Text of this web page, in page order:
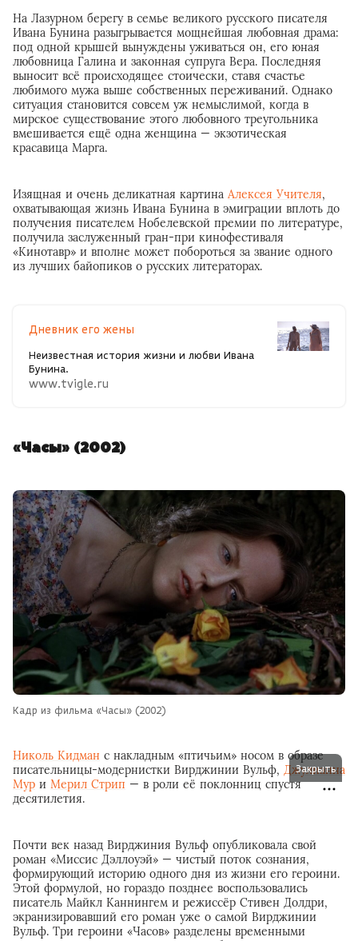
На Лазурном берегу в семье великого русского писателя
Ивана Бунина разыгрывается мощнейшая любовная драма:
под одной крышей вынуждены уживаться он, его юная
любовница Галина и законная супруга Вера. Последняя
выносит всё происходящее стоически, ставя счастье
любимого мужа выше собственных переживаний. Однако
ситуация становится совсем уж немыслимой, когда в
мирское существование этого любовного треугольника
вмешивается ещё одна женщина — экзотическая
красавица Марга.
Изящная и очень деликатная картина Алексея Учителя,
охватывающая жизнь Ивана Бунина в эмиграции вплоть до
получения писателем Нобелевской премии по литературе,
получила заслуженный гран-при кинофестиваля
«Кинотавр» и вполне может побороться за звание одного
из лучших байопиков о русских литераторах.
Дневник его жены
Неизвестная история жизни и любви Ивана
Бунина.
www.tvigle.ru
«Часы» (2002)
Кадр из фильма «Часы» (2002)
Николь Кидман с накладным «птичьим» носом в образе
писательницы-модернистки Вирджинии Вульф, Джулианна
Мур и Мерил Стрип — в роли её поклонниц спустя
десятилетия.
Почти век назад Вирджиния Вульф опубликовала свой
роман «Миссис Дэллоуэй» — чистый поток сознания,
формирующий историю одного дня из жизни его героини.
Этой формулой, но гораздо позднее воспользовались
писатель Майкл Каннингем и режиссёр Стивен Долдри,
экранизировавший его роман уже о самой Вирджинии
Вульф. Три героини «Часов» разделены временными
Закрыть